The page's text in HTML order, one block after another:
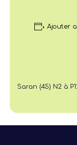
Ajouter
Saran (45) N2 à